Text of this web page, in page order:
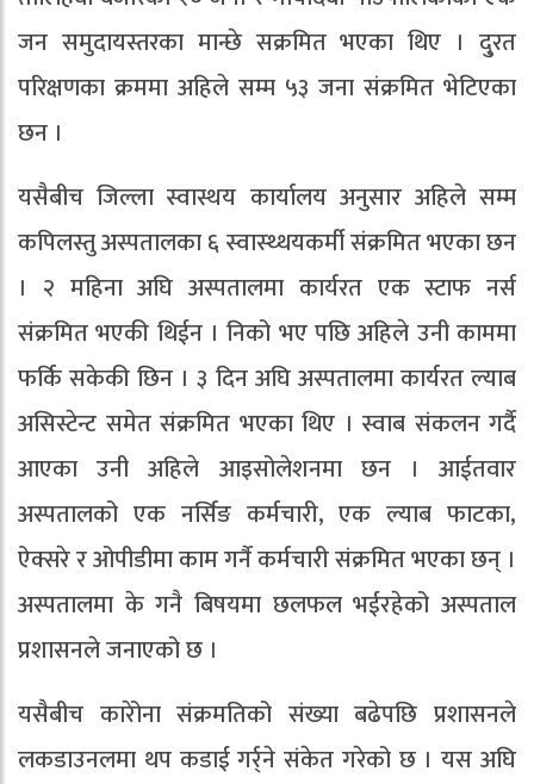
जन समुदायस्तरका मान्छे सक्रमित भएका थिए । दु्रत
परिक्षणका क्रममा अहिले सम्म ५३ जना संक्रमित भेटिएका
छन ।
यसैबीच जिल्ला स्वास्थय कार्यालय अनुसार अहिले सम्म
कपिलस्तु अस्पतालका ६ स्वास्थ्थयकर्मी संक्रमित भएका छन
। २ महिना अघि अस्पतालमा कार्यरत एक स्टाफ नर्स
संक्रमित भएकी थिईन । निको भए पछि अहिले उनी काममा
फर्कि सकेकी छिन । ३ दिन अघि अस्पतालमा कार्यरत ल्याब
असिस्टेन्ट समेत संक्रमित भएका थिए । स्वाब संकलन गर्दै
आएका उनी अहिले आइसोलेशनमा छन । आईतवार
अस्पतालको एक नर्सिङ कर्मचारी, एक ल्याब फाटका,
ऐक्सरे र ओपीडीमा काम गर्नै कर्मचारी संक्रमित भएका छन् ।
अस्पतालमा के गनै बिषयमा छलफल भईरहेको अस्पताल
प्रशासनले जनाएको छ ।
यसैबीच कारेोना संक्रमतिको संख्या बढेपछि प्रशासनले
लकडाउनलमा थप कडाई गर्र्ने संकेत गरेको छ । यस अघि